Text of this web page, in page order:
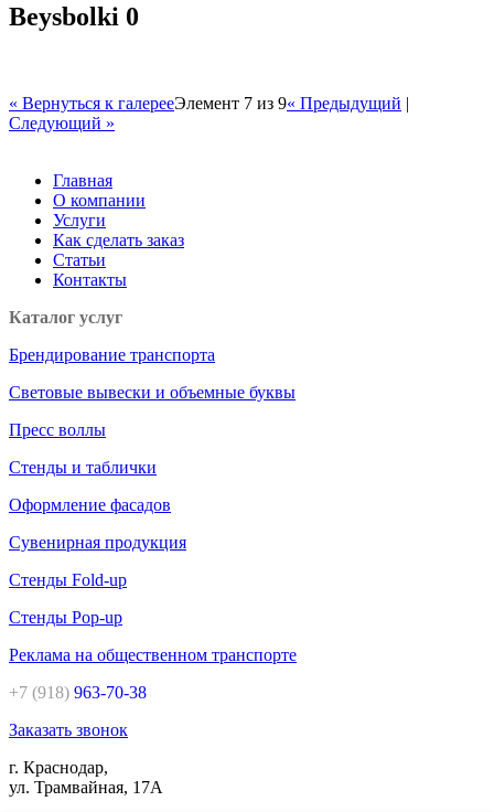
Beysbolki 0
« Вернуться к галерееЭлемент 7 из 9« Предыдущий |
Следующий »
Главная
О компании
Услуги
Как сделать заказ
Статьи
Контакты
Каталог услуг
Брендирование транспорта
Световые вывески и объемные буквы
Пресс воллы
Стенды и таблички
Оформление фасадов
Сувенирная продукция
Стенды Fold-up
Стенды Pop-up
Реклама на общественном транспорте
+7 (918) 963-70-38
Заказать звонок
г. Краснодар,
ул. Трамвайная, 17А